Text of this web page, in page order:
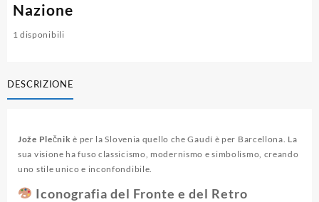
Nazione
1 disponibili
DESCRIZIONE
Jože Plečnik è per la Slovenia quello che Gaudí è per Barcellona. La
sua visione ha fuso classicismo, modernismo e simbolismo, creando
uno stile unico e inconfondibile.
Iconografia del Fronte e del Retro